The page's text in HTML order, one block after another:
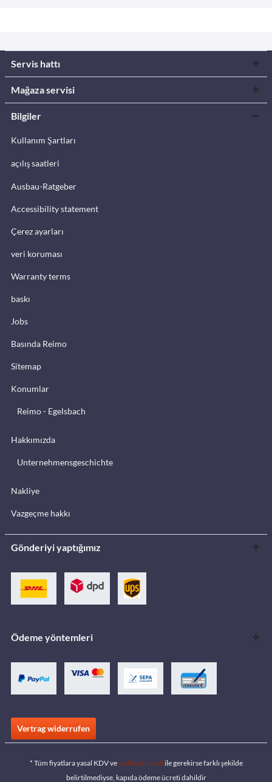
Servis hattı
Mağaza servisi
Bilgiler
Kullanım Şartları
açılış saatleri
Ausbau-Ratgeber
Accessibility statement
Çerez ayarları
veri koruması
Warranty terms
baskı
Jobs
Basında Reimo
Sitemap
Konumlar
Reimo - Egelsbach
Hakkımızda
Unternehmensgeschichte
Nakliye
Vazgeçme hakkı
Gönderiyi yaptığımız
Ödeme yöntemleri
Vertrag widerrufen
* Tüm fiyatlara yasal KDV veteslimat ücreti ile gerekirse farklı şekilde
belirtilmediyse, kapıda ödeme ücreti dahildir